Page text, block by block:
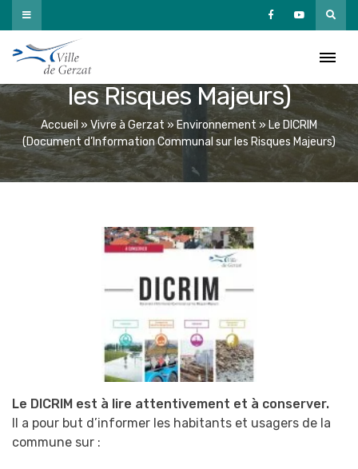
Passer
au
contenu Le DICRIM (Document
d’Information Communal sur
les Risques Majeurs)
Accueil » Vivre à Gerzat»Environnement » Le DICRIM
(Document d’Information Communal sur les Risques Majeurs)
Le DICRIM est à lire attentivement et à conserver.
Il a pour but d’informer les habitants et usagers de la
commune sur :